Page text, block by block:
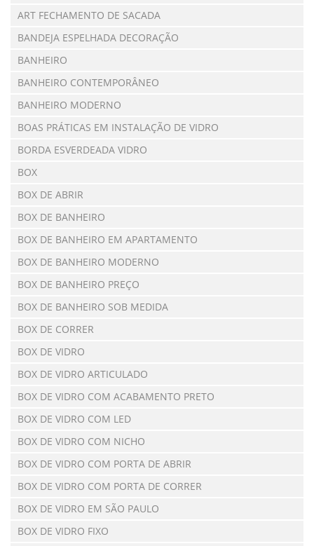
ART FECHAMENTO DE SACADA
BANDEJA ESPELHADA DECORAÇÃO
BANHEIRO
BANHEIRO CONTEMPORÂNEO
BANHEIRO MODERNO
BOAS PRÁTICAS EM INSTALAÇÃO DE VIDRO
BORDA ESVERDEADA VIDRO
BOX
BOX DE ABRIR
BOX DE BANHEIRO
BOX DE BANHEIRO EM APARTAMENTO
BOX DE BANHEIRO MODERNO
BOX DE BANHEIRO PREÇO
BOX DE BANHEIRO SOB MEDIDA
BOX DE CORRER
BOX DE VIDRO
BOX DE VIDRO ARTICULADO
BOX DE VIDRO COM ACABAMENTO PRETO
BOX DE VIDRO COM LED
BOX DE VIDRO COM NICHO
BOX DE VIDRO COM PORTA DE ABRIR
BOX DE VIDRO COM PORTA DE CORRER
BOX DE VIDRO EM SÃO PAULO
BOX DE VIDRO FIXO